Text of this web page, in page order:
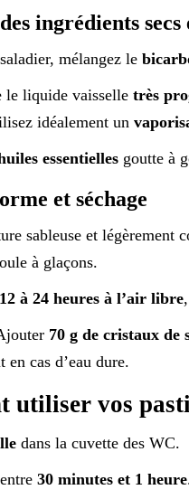
ingrédients
mélangez le
le liquide vaisselle très
idéalement un
essentiellesgoutte à
et séchage
sableuse et légèrement
à glaçons.
12 à 24 heures à l’air libre
70 g de cristaux de
en cas d’eau dure.
utiliser vos
dans la cuvette des WC.
30 minutes et 1 heure